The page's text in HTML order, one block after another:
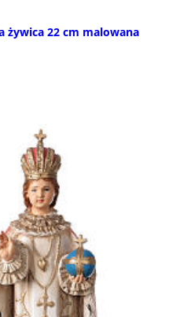
żywica 22 cm malowana